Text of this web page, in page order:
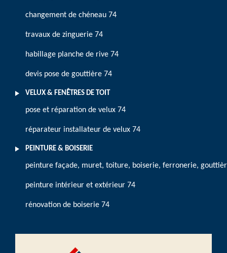
changement de chéneau 74
travaux de zinguerie 74
habillage planche de rive 74
devis pose de gouttière 74
VELUX & FENÊTRES DE TOIT
pose et réparation de velux 74
réparateur installateur de velux 74
PEINTURE & BOISERIE
peinture façade, muret, toiture, boiserie, ferronerie,
peinture intérieur et extérieur 74
rénovation de boiserie 74